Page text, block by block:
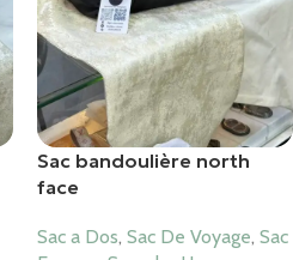
Sac bandoulière north
face
Sac a Dos, Sac De Voyage, Sac